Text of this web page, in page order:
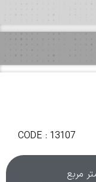
CODE : 13107
مربع